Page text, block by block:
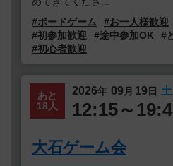
#ボードゲーム
#お一人様歓迎
#初参加歓迎
#途中参加OK
#
#初心者歓迎
あと
18人
2026年 09 月 19日 土
12:15～
大石ゲーム会